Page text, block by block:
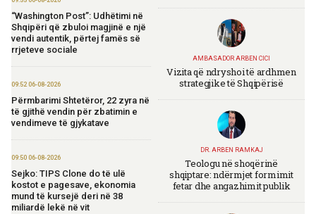
“Washington Post”: Udhëtimi në
Shqipëri që zbuloi magjinë e një
vendi autentik, përtej famës së
rrjeteve sociale
09:52 06-08-2026
Përmbarimi Shtetëror, 22 zyra në
të gjithë vendin për zbatimin e
vendimeve të gjykatave
09:50 06-08-2026
Sejko: TIPS Clone do të ulë
kostot e pagesave, ekonomia
mund të kursejë deri në 38
miliardë lekë në vit
AMBASADOR ARBEN CICI
Vizita që ndryshoi të ardhmen
strategjike të Shqipërisë
DR. ARBEN RAMKAJ
Teologu në shoqërinë
shqiptare: ndërmjet formimit
fetar dhe angazhimit publik